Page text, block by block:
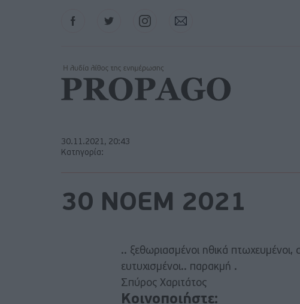
FacebookTwitter InstagramContact
30.11.2021, 20:43
Κατηγορία:
30 ΝΟΕΜ 2021
.. ξεθωριασμένοι ηθικά πτωχευμένοι,
ευτυχισμένοι.. παρακμή .
Σπύρος Χαριτάτος
Κοινοποιήστε: